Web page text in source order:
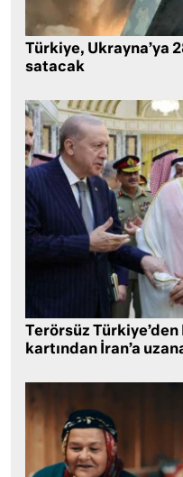
Türkiye, Ukrayna’ya
satacak
Terörsüz
kartından İran’a